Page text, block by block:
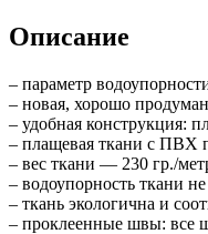
Описание
– параметр
– новая, хорошо
– удобная конструкция:
– плащевая ткани с ПВХ
– вес ткани — 230 гр./
– водоупорность ткани
– ткань экологична и
– проклеенные швы: все